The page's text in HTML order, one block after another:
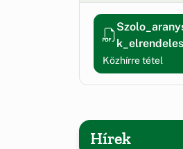
Közhírre tétel
Hírek